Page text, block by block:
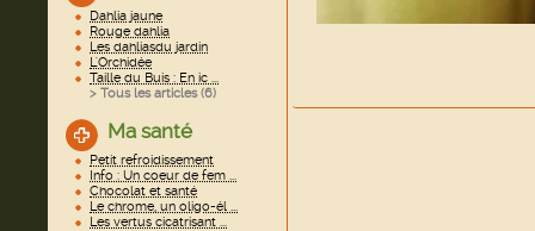
Dahlia jaune
Rouge dahlia
Les dahliasdu jardin
L'Orchidée
Taille du Buis : En ic ...
> Tous les articles (6)
Ma santé
Petit refroidissement
Info : Un coeur de fem ...
Chocolat et santé
Le chrome, un oligo-él ...
Les vertus cicatrisant ...